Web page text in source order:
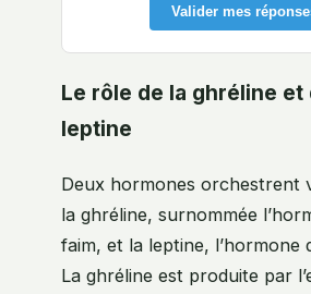
Valider mes
Le rôle de la ghréline et
leptine
Deux hormones orchestrent
la ghréline, surnommée
faim, et la leptine, l’hormone
La ghréline est produite par